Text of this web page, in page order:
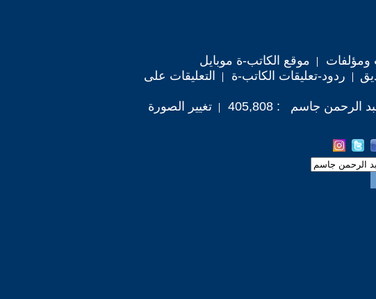
ومؤلفات
موقع الكاتب-ة موبايل
ردود-تعليقات الكاتب-ة
التعليقات على
جاسم : 405,808
تغيير الصورة